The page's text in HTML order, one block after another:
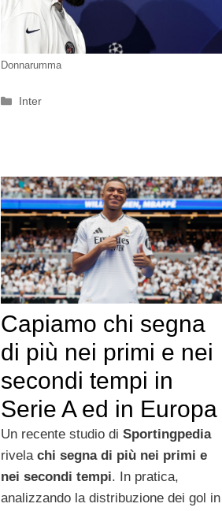
Donnarumma
Categorie
Inter
Capiamo chi segna
di più nei primi e nei
secondi tempi in
Serie A ed in Europa
Un recente studio di Sportingpedia
rivela chi segna di più nei primi e
nei secondi tempi. In pratica,
analizzando la distribuzione dei gol in